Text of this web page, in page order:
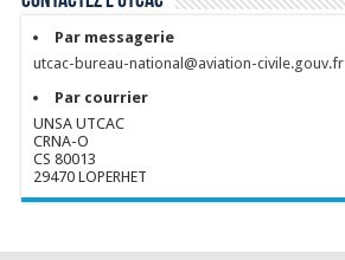
Par messagerie
utcac-bureau-national@aviation-civile.gouv.fr
Par courrier
UNSA UTCAC
CRNA-O
CS 80013
29470 LOPERHET